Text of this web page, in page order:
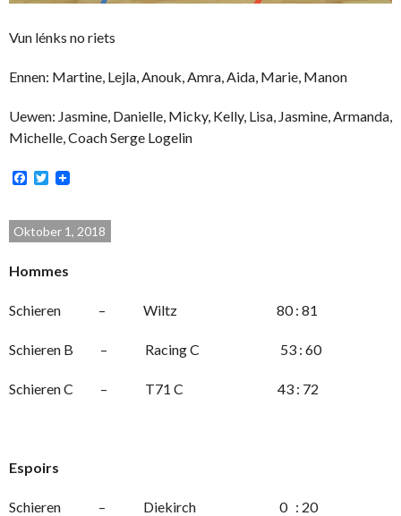
Vun lénks no riets
Ennen: Martine, Lejla, Anouk, Amra, Aida, Marie, Manon
Uewen: Jasmine, Danielle, Micky, Kelly, Lisa, Jasmine, Armanda,
Michelle, Coach Serge Logelin
Facebook
Twitter
Oktober 1, 2018
Hommes
Schieren – Wiltz 80 : 81
Schieren B – Racing C 53 : 60
Schieren C – T71 C 43 : 72
Espoirs
Schieren – Diekirch 0 : 20